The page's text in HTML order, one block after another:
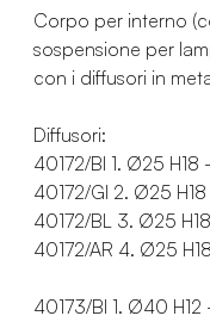
Corpo per interno
sospensione per
con i diffusori in
Diffusori:
40172/BI 1. Ø25 H18
40172/GI 2. Ø25
40172/BL 3. Ø25
40172/AR 4. Ø25
40173/BI 1. Ø40